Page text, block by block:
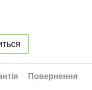
Повернення